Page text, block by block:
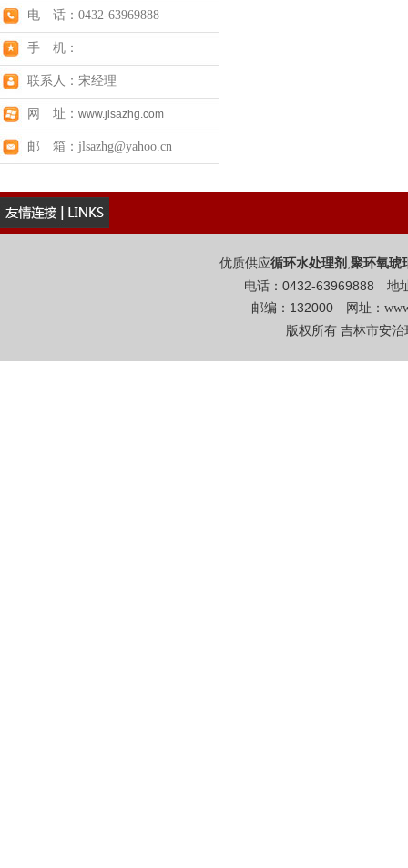
电 话：0432-63969888
手 机：
联系人：宋经理
网 址： www.jlsazhg.com
邮 箱：jlsazhg@yahoo.cn
优质供应循环水处理剂 ,聚环氧琥
电话：0432-63969888 地
邮编：132000 网址：
版权所有 吉林市安